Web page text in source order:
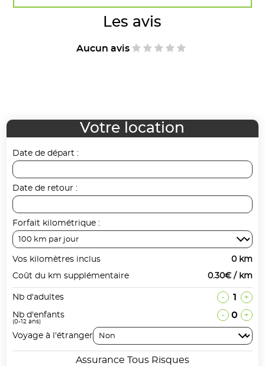
Les avis
Aucun avis
Votre location
Date de départ :
Date de retour :
Forfait kilométrique :
Vos kilomètres inclus
0 km
Coût du km supplémentaire
0.30€ / km
Nb d'adultes - 1 +
Nb d'enfants
(0-12 ans)
- 0 +
Voyage à l'étranger
Assurance Tous Risques